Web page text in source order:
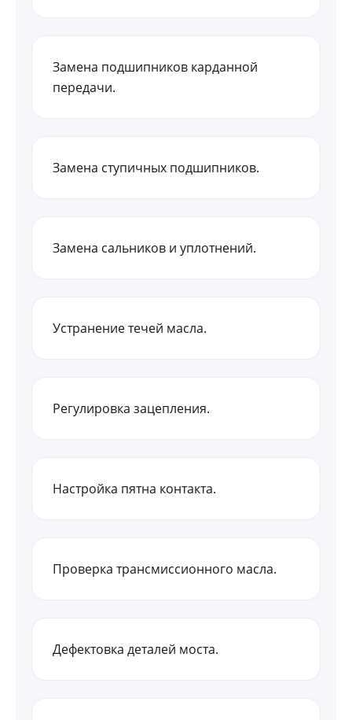
Замена подшипников карданной
передачи.
Замена ступичных подшипников.
Замена сальников и уплотнений.
Устранение течей масла.
Регулировка зацепления.
Настройка пятна контакта.
Проверка трансмиссионного масла.
Дефектовка деталей моста.